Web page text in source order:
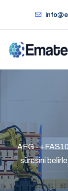
AEG -
süresini